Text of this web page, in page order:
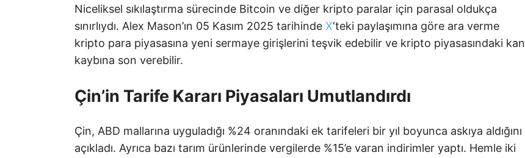
Niceliksel sıkılaştırma sürecinde Bitcoin ve diğer kripto paralar için parasal oldukça
sınırlıydı. Alex Mason’ın 05 Kasım 2025 tarihinde X‘teki paylaşımına göre ara verme
kripto para piyasasına yeni sermaye girişlerini teşvik edebilir ve kripto piyasasındaki kan
kaybına son verebilir.
Çin’in Tarife Kararı Piyasaları Umutlandırdı
Çin, ABD mallarına uyguladığı %24 oranındaki ek tarifeleri bir yıl boyunca askıya aldığını
açıkladı. Ayrıca bazı tarım ürünlerinde vergilerde %15’e varan indirimler yaptı. Hemle iki